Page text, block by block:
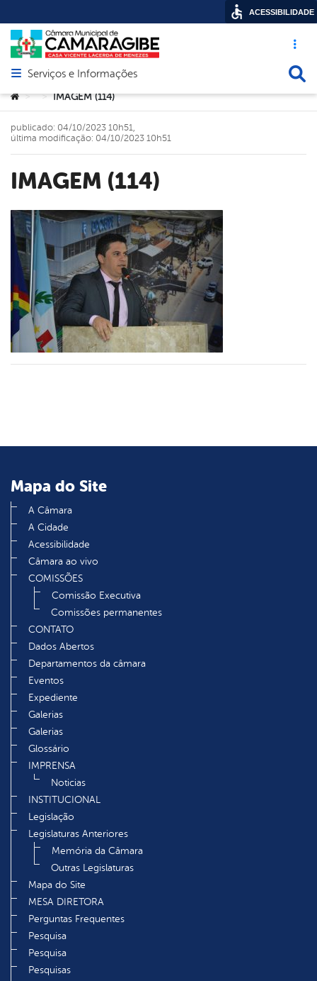
Acesso
Abrir menu principal de navegação
Serviços e Informações
Você está aqui:
> > IMAGEM (114)
IMAGEM (114)
publicado: 04/10/2023 10h51,
última modificação: 04/10/2023 10h51
Mapa do Site
A Câmara
A Cidade
Acessibilidade
Câmara ao vivo
COMISSÕES
Comissão Executiva
Comissões permanentes
CONTATO
Dados Abertos
Departamentos da câmara
Eventos
Expediente
Galerias
Galerias
Glossário
IMPRENSA
Noticias
INSTITUCIONAL
Legislação
Legislaturas Anteriores
Memória da Câmara
Outras Legislaturas
Mapa do Site
MESA DIRETORA
Perguntas Frequentes
Pesquisa
Pesquisa
Pesquisas
ACESSIBILIDADE